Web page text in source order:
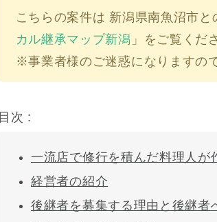
こちらの案件は 新潟県南魚沼市 と
カル継承マップ新潟 」をご覧くだ
※事業者様のご迷惑になりますの
目次 :
一流店で修行を積んだ料理人
経営者の紹介
後継者を募集する理由と後継者